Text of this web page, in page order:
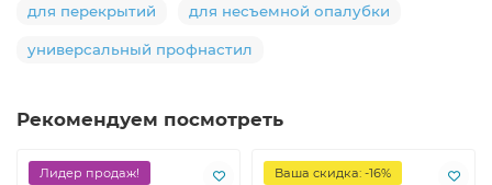
для перекрытий для несъемной опалубки
универсальный профнастил
Рекомендуем посмотреть
Лидер продаж! Ваша скидка: -16%